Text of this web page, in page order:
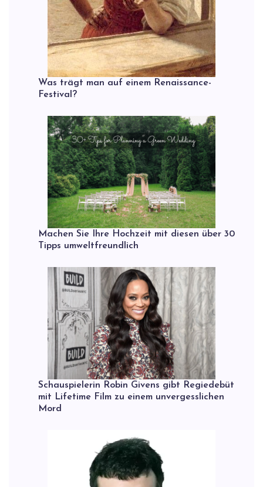
Was trägt man auf einem Renaissance-
Festival?
Machen Sie Ihre Hochzeit mit diesen über 30
Tipps umweltfreundlich
Schauspielerin Robin Givens gibt Regiedebüt
mit Lifetime Film zu einem unvergesslichen
Mord